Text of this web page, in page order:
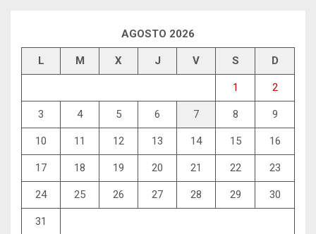
AGOSTO 2026
L M X J V S D
1 2
3 4 5 6 7 8 9
10 11 12 13 14 15 16
17 18 19 20 21 22 23
24 25 26 27 28 29 30
31